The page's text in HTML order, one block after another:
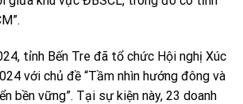
tỉnh Bến Tre đã tổ chức Hội nghị Xúc
với chủ đề “Tầm nhìn hướng đông và
bền vững”. Tại sự kiện này, 23 doanh